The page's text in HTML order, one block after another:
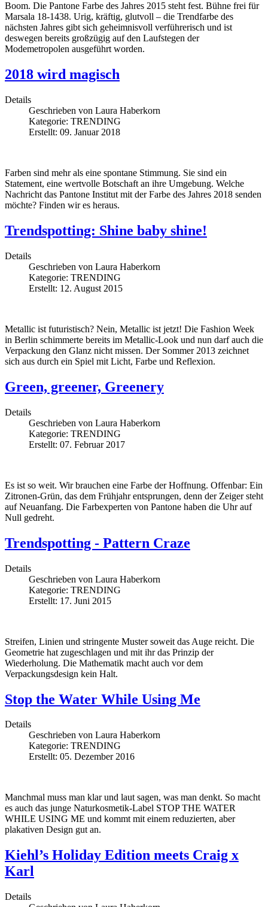
Boom. Die Pantone Farbe des Jahres 2015 steht fest. Bühne frei für
Marsala 18-1438. Urig, kräftig, glutvoll – die Trendfarbe des
nächsten Jahres gibt sich geheimnisvoll verführerisch und ist
deswegen bereits großzügig auf den Laufstegen der
Modemetropolen ausgeführt worden.
2018 wird magisch
Details
Geschrieben von Laura Haberkorn
Kategorie: TRENDING
Erstellt: 09. Januar 2018
Farben sind mehr als eine spontane Stimmung. Sie sind ein
Statement, eine wertvolle Botschaft an ihre Umgebung. Welche
Nachricht das Pantone Institut mit der Farbe des Jahres 2018 senden
möchte? Finden wir es heraus.
Trendspotting: Shine baby shine!
Details
Geschrieben von Laura Haberkorn
Kategorie: TRENDING
Erstellt: 12. August 2015
Metallic ist futuristisch? Nein, Metallic ist jetzt! Die Fashion Week
in Berlin schimmerte bereits im Metallic-Look und nun darf auch die
Verpackung den Glanz nicht missen. Der Sommer 2013 zeichnet
sich aus durch ein Spiel mit Licht, Farbe und Reflexion.
Green, greener, Greenery
Details
Geschrieben von Laura Haberkorn
Kategorie: TRENDING
Erstellt: 07. Februar 2017
Es ist so weit. Wir brauchen eine Farbe der Hoffnung. Offenbar: Ein
Zitronen-Grün, das dem Frühjahr entsprungen, denn der Zeiger steht
auf Neuanfang. Die Farbexperten von Pantone haben die Uhr auf
Null gedreht.
Trendspotting - Pattern Craze
Details
Geschrieben von Laura Haberkorn
Kategorie: TRENDING
Erstellt: 17. Juni 2015
Streifen, Linien und stringente Muster soweit das Auge reicht. Die
Geometrie hat zugeschlagen und mit ihr das Prinzip der
Wiederholung. Die Mathematik macht auch vor dem
Verpackungsdesign kein Halt.
Stop the Water While Using Me
Details
Geschrieben von Laura Haberkorn
Kategorie: TRENDING
Erstellt: 05. Dezember 2016
Manchmal muss man klar und laut sagen, was man denkt. So macht
es auch das junge Naturkosmetik-Label STOP THE WATER
WHILE USING ME und kommt mit einem reduzierten, aber
plakativen Design gut an.
Kiehl’s Holiday Edition meets Craig x
Karl
Details